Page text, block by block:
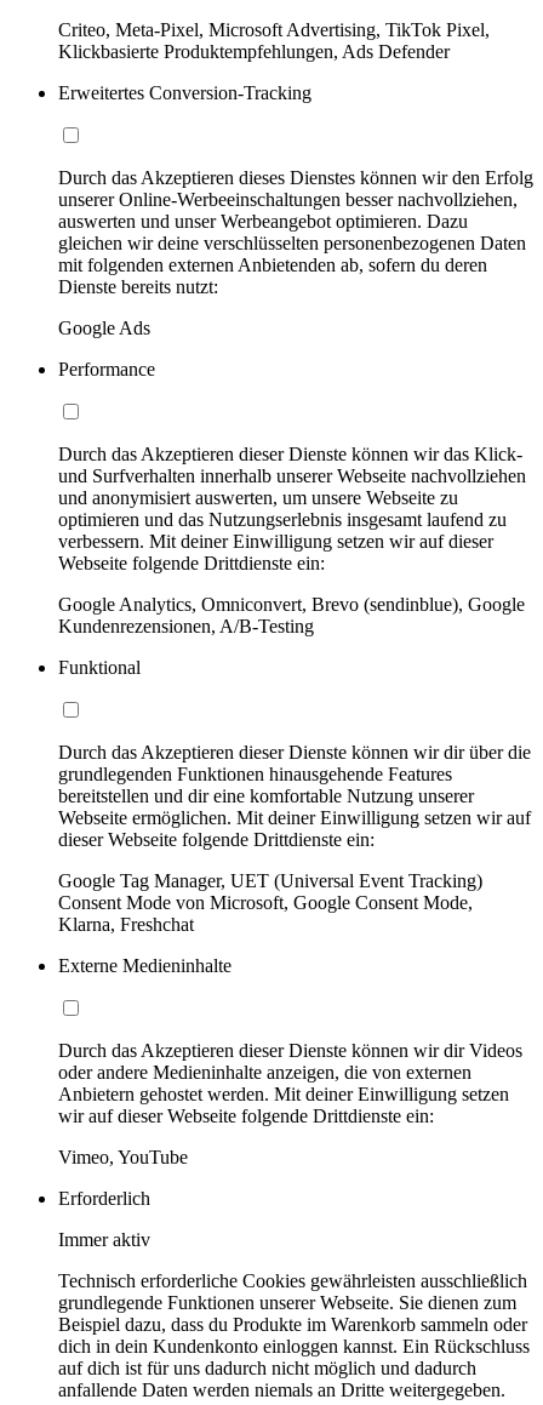
Criteo, Meta-Pixel, Microsoft Advertising, TikTok Pixel,
Klickbasierte Produktempfehlungen, Ads Defender
Erweitertes Conversion-Tracking
Durch das Akzeptieren dieses Dienstes können wir den Erfolg
unserer Online-Werbeeinschaltungen besser nachvollziehen,
auswerten und unser Werbeangebot optimieren. Dazu
gleichen wir deine verschlüsselten personenbezogenen Daten
mit folgenden externen Anbietenden ab, sofern du deren
Dienste bereits nutzt:
Google Ads
Performance
Durch das Akzeptieren dieser Dienste können wir das Klick-
und Surfverhalten innerhalb unserer Webseite nachvollziehen
und anonymisiert auswerten, um unsere Webseite zu
optimieren und das Nutzungserlebnis insgesamt laufend zu
verbessern. Mit deiner Einwilligung setzen wir auf dieser
Webseite folgende Drittdienste ein:
Google Analytics, Omniconvert, Brevo (sendinblue), Google
Kundenrezensionen, A/B-Testing
Funktional
Durch das Akzeptieren dieser Dienste können wir dir über die
grundlegenden Funktionen hinausgehende Features
bereitstellen und dir eine komfortable Nutzung unserer
Webseite ermöglichen. Mit deiner Einwilligung setzen wir auf
dieser Webseite folgende Drittdienste ein:
Google Tag Manager, UET (Universal Event Tracking)
Consent Mode von Microsoft, Google Consent Mode,
Klarna, Freshchat
Externe Medieninhalte
Durch das Akzeptieren dieser Dienste können wir dir Videos
oder andere Medieninhalte anzeigen, die von externen
Anbietern gehostet werden. Mit deiner Einwilligung setzen
wir auf dieser Webseite folgende Drittdienste ein:
Vimeo, YouTube
Erforderlich
Immer aktiv
Technisch erforderliche Cookies gewährleisten ausschließlich
grundlegende Funktionen unserer Webseite. Sie dienen zum
Beispiel dazu, dass du Produkte im Warenkorb sammeln oder
dich in dein Kundenkonto einloggen kannst. Ein Rückschluss
auf dich ist für uns dadurch nicht möglich und dadurch
anfallende Daten werden niemals an Dritte weitergegeben.